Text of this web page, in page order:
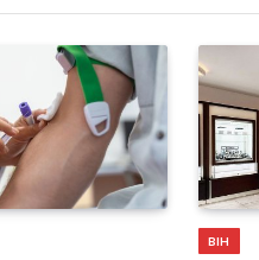
BIH